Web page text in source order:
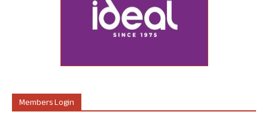
Members Login